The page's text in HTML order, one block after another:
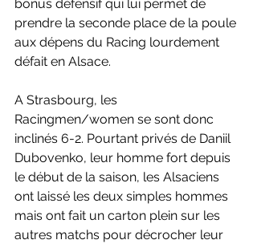
bonus défensif qui lui permet de
prendre la seconde place de la poule
aux dépens du Racing lourdement
défait en Alsace.
A Strasbourg, les
Racingmen/women se sont donc
inclinés 6-2. Pourtant privés de Daniil
Dubovenko, leur homme fort depuis
le début de la saison, les Alsaciens
ont laissé les deux simples hommes
mais ont fait un carton plein sur les
autres matchs pour décrocher leur